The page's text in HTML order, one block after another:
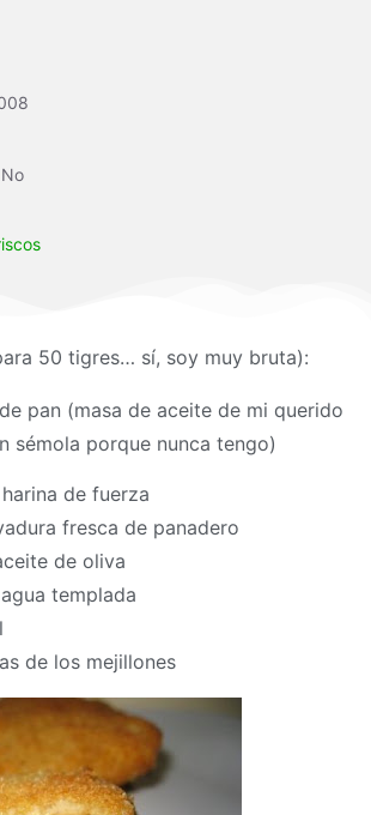
50 tigres… sí, soy muy bruta):
pan (masa de aceite de mi querido
sémola porque nunca tengo)
de fuerza
fresca de panadero
de oliva
templada
de los mejillones